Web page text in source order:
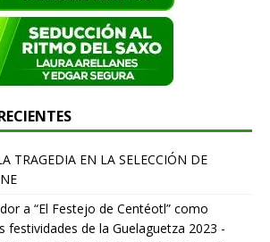
TRAGEDIA EN LA SELECCIÓN DE
a “El Festejo de Centéotl” como
festividades de la Guelaguetza 2023 -